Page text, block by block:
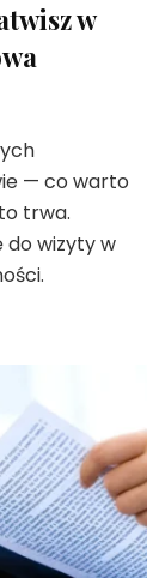
w
— co warto
trwa.
do wizyty w